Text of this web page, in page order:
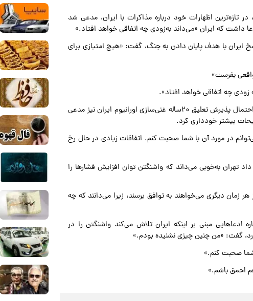
تازه‌ترین اظهارات خود درباره مذاکرات با ایران، مدعی شد
داشت که ایران «می‌داند به‌زودی چه اتفاقی خواهد افتاد.»
با هدف پایان دادن به جنگ، گفت: «هیچ امتیازی برای
بفرست»
زودی چه اتفاقی خواهد افتاد».
ترامپ در پاسخ به سوالی درباره اظهارات پیشین خود مبنی بر احتمال پذیرش تعلیق ۲۰ساله غنی‌سازی اورانیوم ایران نیز مدعی
بیشتر خودداری کرد.
در مورد آن با شما صحبت کنم. اتفاقات زیادی در حال رخ
تهران به‌خوبی می‌داند که واشنگتن توان افزایش فشارها را
زمان دیگری می‌خواهند به توافق برسند، زیرا می‌دانند که چه
ادعاهایی مبنی بر اینکه ایران تلاش می‌کند واشنگتن را در
گفت: «من چنین چیزی نشنیده بودم.»
صحبت کنم.»
احمق باشم.»